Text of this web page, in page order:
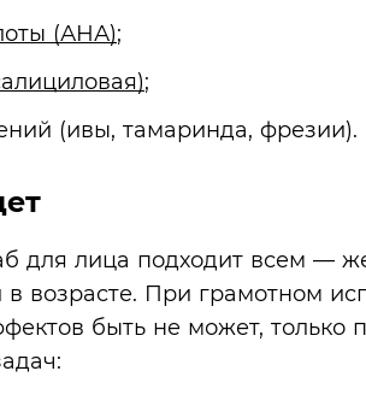
(АНА);
;
(ивы, тамаринда, фрезии).
для лица подходит всем —
возрасте. При грамотном
быть не может, только